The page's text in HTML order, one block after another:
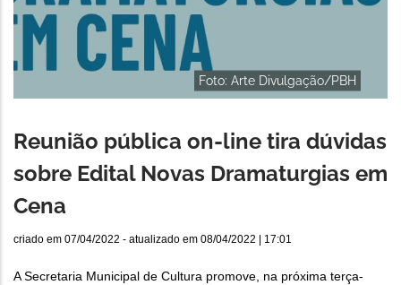
Foto: Arte Divulgação/PBH
Reunião pública on-line tira dúvidas
sobre Edital Novas Dramaturgias em
Cena
criado em 07/04/2022 - atualizado em 08/04/2022 | 17:01
A Secretaria Municipal de Cultura promove, na próxima terça-